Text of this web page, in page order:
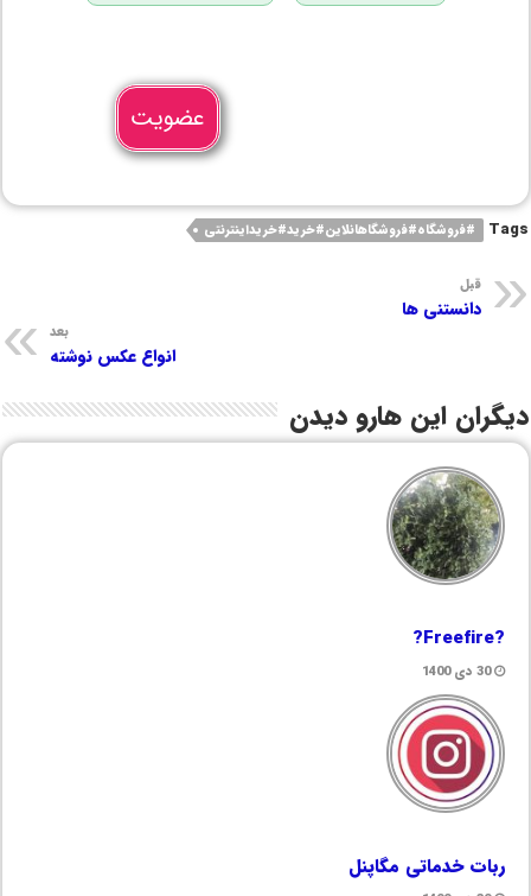
عضویت
Tags #فروشگاه#فروشگاهانلاین#خرید#خریداینترنتی
قبل
دانستنی ها
بعد
انواع عکس نوشته
دیگران این هارو دیدن
?Freefire?
30 دی 1400
ربات خدماتی مگاپنل